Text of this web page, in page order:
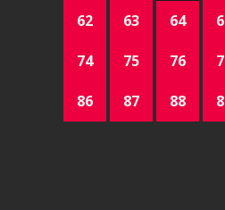
62 63 64
74 75 76
86 87 88